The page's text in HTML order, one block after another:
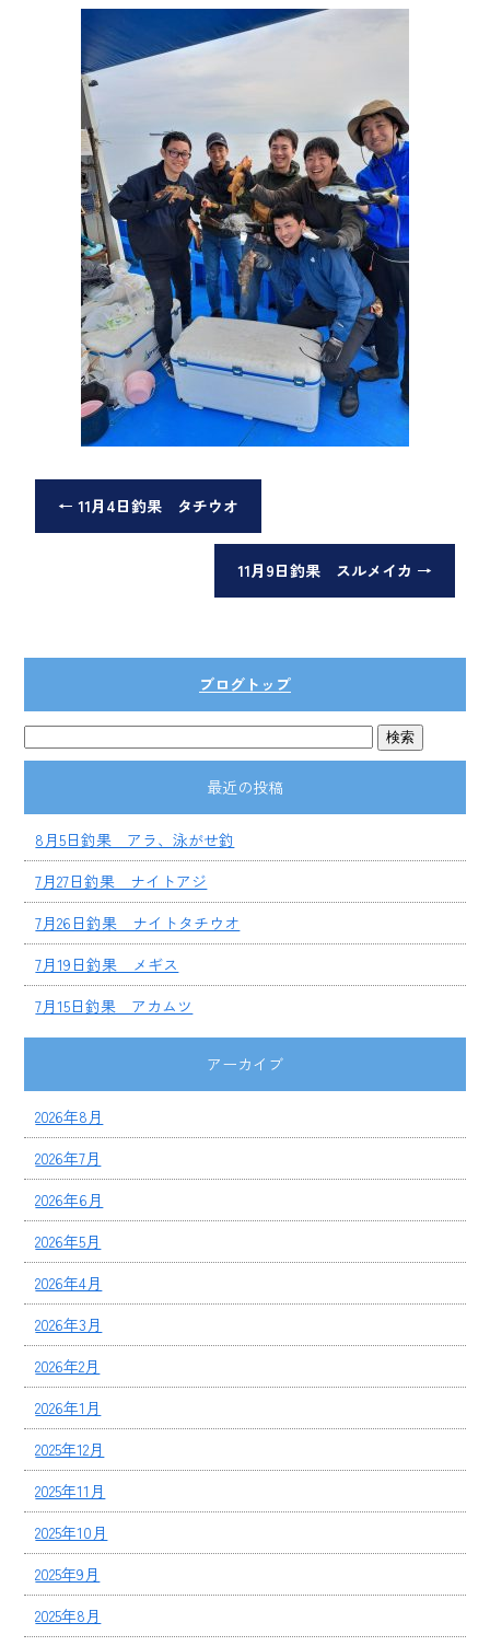
← 11月4日釣果 タチウオ
11月9日釣果 スルメイカ →
ブログトップ
最近の投稿
8月5日釣果 アラ、泳がせ釣
7月27日釣果 ナイトアジ
7月26日釣果 ナイトタチウオ
7月19日釣果 メギス
7月15日釣果 アカムツ
アーカイブ
2026年8月
2026年7月
2026年6月
2026年5月
2026年4月
2026年3月
2026年2月
2026年1月
2025年12月
2025年11月
2025年10月
2025年9月
2025年8月